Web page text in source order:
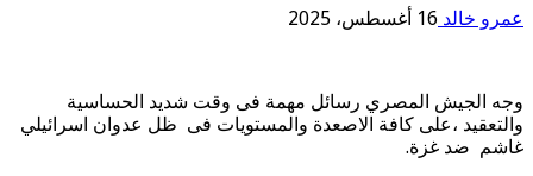
عمرو خالد 16 أغسطس، 2025
وجه الجيش المصري رسائل مهمة فى وقت شديد الحساسية
والتعقيد ،على كافة الاصعدة والمستويات فى ظل عدوان اسرائيلي
غاشم ضد غزة.